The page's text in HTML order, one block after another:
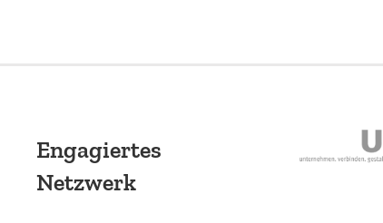
Engagiertes
Netzwerk